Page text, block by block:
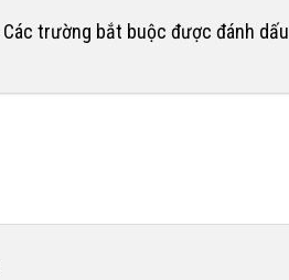
Các trường bắt buộc được đánh dấu